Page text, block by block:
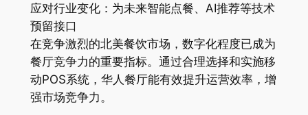
应对行业变化：为未来智能点餐、AI推荐等技术
预留接口
在竞争激烈的北美餐饮市场，数字化程度已成为
餐厅竞争力的重要指标。通过合理选择和实施移
动POS系统，华人餐厅能有效提升运营效率，增
强市场竞争力。